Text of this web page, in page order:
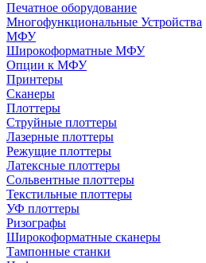
Печатное оборудование
Многофункциональные Устройства
МФУ
Широкоформатные МФУ
Опции к МФУ
Принтеры
Сканеры
Плоттеры
Струйные плоттеры
Лазерные плоттеры
Режущие плоттеры
Латексные плоттеры
Сольвентные плоттеры
Текстильные плоттеры
УФ плоттеры
Ризографы
Широкоформатные сканеры
Тампонные станки